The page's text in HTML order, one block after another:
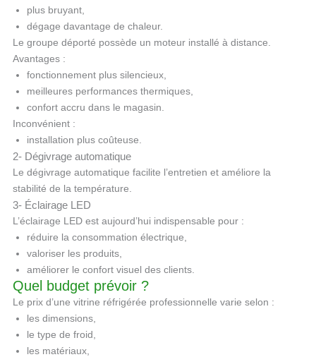
plus bruyant,
dégage davantage de chaleur.
Le groupe déporté possède un moteur installé à distance.
Avantages :
fonctionnement plus silencieux,
meilleures performances thermiques,
confort accru dans le magasin.
Inconvénient :
installation plus coûteuse.
2- Dégivrage automatique
Le dégivrage automatique facilite l’entretien et améliore la
stabilité de la température.
3- Éclairage LED
L’éclairage LED est aujourd’hui indispensable pour :
réduire la consommation électrique,
valoriser les produits,
améliorer le confort visuel des clients.
Quel budget prévoir ?
Le prix d’une vitrine réfrigérée professionnelle varie selon :
les dimensions,
le type de froid,
les matériaux,